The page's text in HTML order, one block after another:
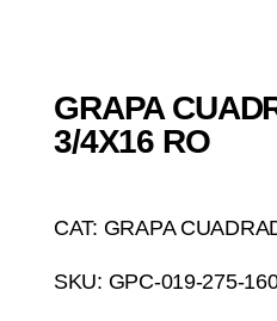
GRAPA
3/4X16 RO
CAT: GRAPA
SKU: GPC-019-275-